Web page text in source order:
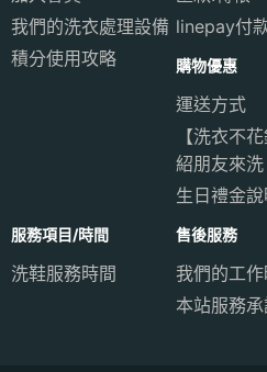
我們的洗衣處理設備
積分使用攻略
linepay付
購物優惠
運送方式
【洗衣不
紹朋友來洗
生日禮金說
服務項目/時間
洗鞋服務時間
售後服務
我們的工作
本站服務